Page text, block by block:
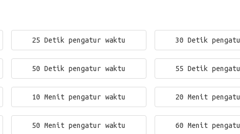
25 Detik pengatur waktu 30 Detik
50 Detik pengatur waktu 55 Detik
10 Menit pengatur waktu 20 Menit
50 Menit pengatur waktu 60 Menit